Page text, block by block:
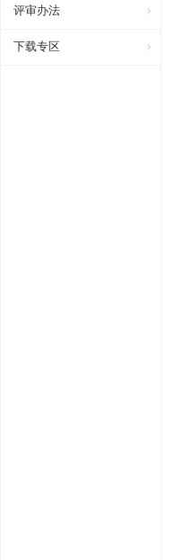
评审办法
下载专区